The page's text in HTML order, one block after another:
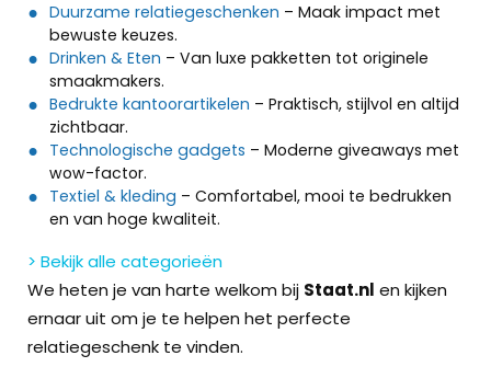
Duurzame relatiegeschenken – Maak impact met
bewuste keuzes.
Drinken & Eten – Van luxe pakketten tot originele
smaakmakers.
Bedrukte kantoorartikelen – Praktisch, stijlvol en altijd
zichtbaar.
Technologische gadgets – Moderne giveaways met
wow-factor.
Textiel & kleding – Comfortabel, mooi te bedrukken
en van hoge kwaliteit.
> Bekijk alle categorieën
We heten je van harte welkom bij Staat.nl en kijken
ernaar uit om je te helpen het perfecte
relatiegeschenk te vinden.